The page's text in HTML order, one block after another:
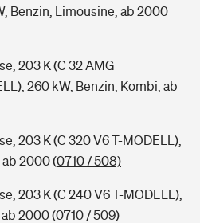
Benzin, Limousine, ab 2000
203 K (C 32 AMG
260 kW, Benzin, Kombi, ab
203 K (C 320 V6 T-MODELL),
ab 2000(0710 / 508)
203 K (C 240 V6 T-MODELL),
ab 2000(0710 / 509)